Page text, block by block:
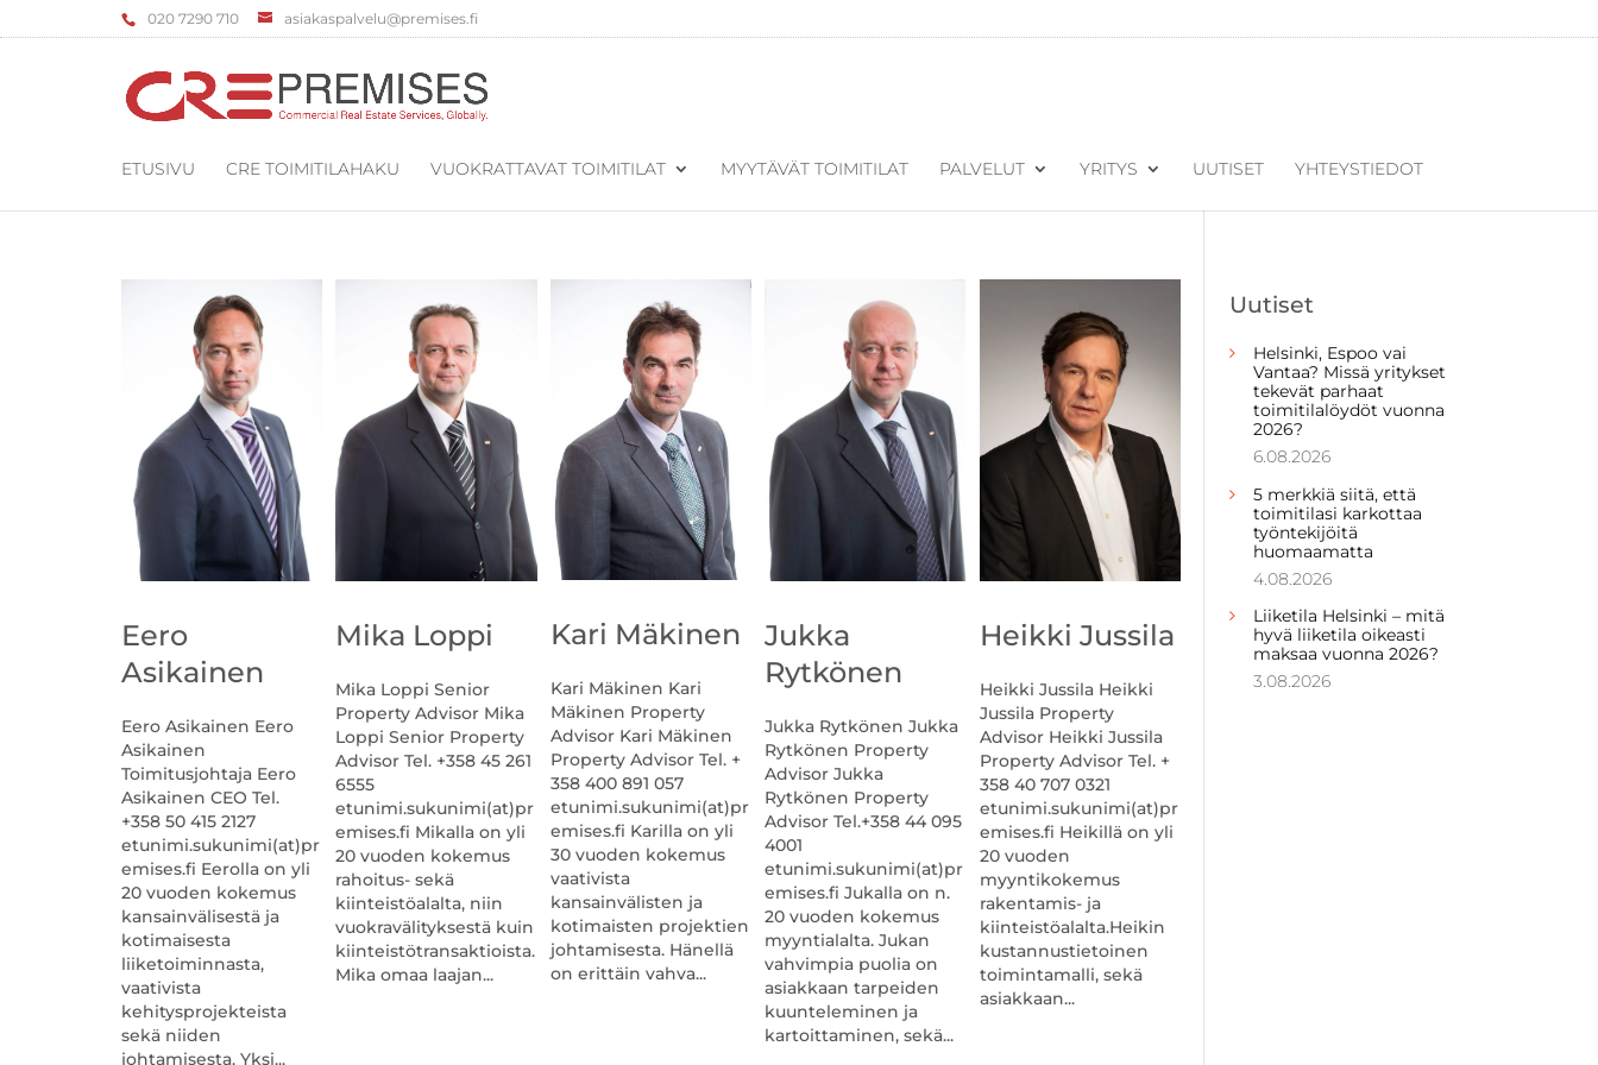
‌020 7290 710 asiakaspalvelu@premises.fi
ETUSIVU CRE TOIMITILAHAKU VUOKRATTAVAT TOIMITILAT MYYTÄVÄT TOIMITILAT PALVELUT YRITYS UUTISET YHTEYSTIEDOT
Eero
Asikainen
Eero Asikainen Eero
Asikainen
Toimitusjohtaja Eero
Asikainen CEO Tel.
+358 50 415 2127
etunimi.sukunimi(at)pr
emises.fi Eerolla on yli
20 vuoden kokemus
kansainvälisestä ja
kotimaisesta
liiketoiminnasta,
vaativista
kehitysprojekteista
sekä niiden
johtamisesta. Yksi...
Mika Loppi
Mika Loppi Senior
Property Advisor Mika
Loppi Senior Property
Advisor Tel. +358 45 261
6555
etunimi.sukunimi(at)pr
emises.fi Mikalla on yli
20 vuoden kokemus
rahoitus- sekä
kiinteistöalalta, niin
vuokravälityksestä kuin
kiinteistötransaktioista.
Mika omaa laajan...
Kari Mäkinen
Kari Mäkinen Kari
Mäkinen Property
Advisor Kari Mäkinen
Property Advisor Tel. +
358 400 891 057
etunimi.sukunimi(at)pr
emises.fi Karilla on yli
30 vuoden kokemus
vaativista
kansainvälisten ja
kotimaisten projektien
johtamisesta. Hänellä
on erittäin vahva...
Jukka
Rytkönen
Jukka Rytkönen Jukka
Rytkönen Property
Advisor Jukka
Rytkönen Property
Advisor Tel.+358 44 095
4001
etunimi.sukunimi(at)pr
emises.fi Jukalla on n.
20 vuoden kokemus
myyntialalta. Jukan
vahvimpia puolia on
asiakkaan tarpeiden
kuunteleminen ja
kartoittaminen, sekä...
Heikki Jussila
Heikki Jussila Heikki
Jussila Property
Advisor Heikki Jussila
Property Advisor Tel. +
358 40 707 0321
etunimi.sukunimi(at)pr
emises.fi Heikillä on yli
20 vuoden
myyntikokemus
rakentamis- ja
kiinteistöalalta.Heikin
kustannustietoinen
toimintamalli, sekä
asiakkaan...
Uutiset
Helsinki, Espoo vai
Vantaa? Missä yritykset
tekevät parhaat
toimitilalöydöt vuonna
2026?
6.08.2026
5 merkkiä siitä, että
toimitilasi karkottaa
työntekijöitä
huomaamatta
4.08.2026
Liiketila Helsinki – mitä
hyvä liiketila oikeasti
maksaa vuonna 2026?
3.08.2026